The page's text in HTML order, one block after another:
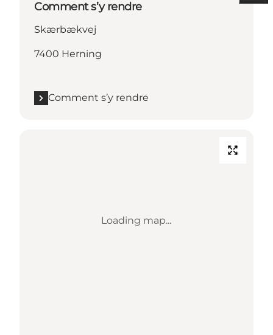
Comment s’y rendre
Skærbækvej
7400 Herning
Comment s’y rendre
Loading map...